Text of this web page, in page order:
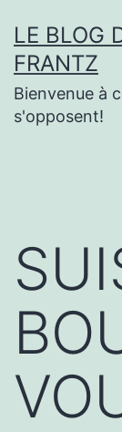
au
contenu
LE BLOG
FRANTZ
Bienvenue à
s'opposent!